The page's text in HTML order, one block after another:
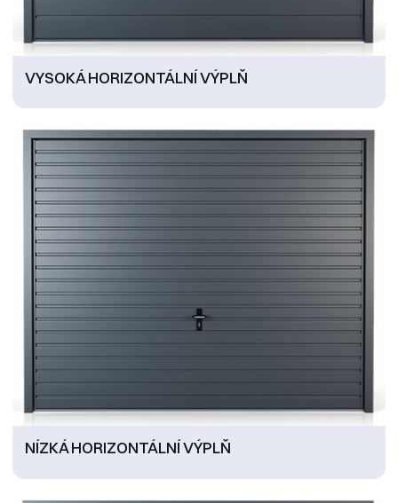
VYSOKÁ HORIZONTÁLNÍ VÝPLŇ
NÍZKÁ HORIZONTÁLNÍ VÝPLŇ